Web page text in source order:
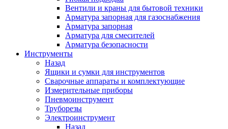
Вентили и краны для бытовой техники
Арматура запорная для газоснабжения
Арматура запорная
Арматура для смесителей
Арматура безопасности
Инструменты
Назад
Ящики и сумки для инструментов
Сварочные аппараты и комплектующие
Измерительные приборы
Пневмоинструмент
Труборезы
Электроинструмент
Назад